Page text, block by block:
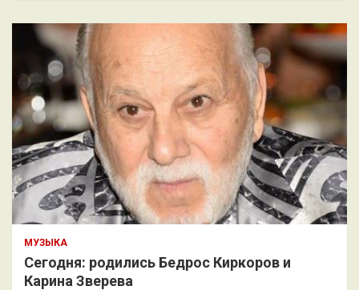
МУЗЫКА
Сегодня: родились Бедрос Киркоров и
Карина Зверева